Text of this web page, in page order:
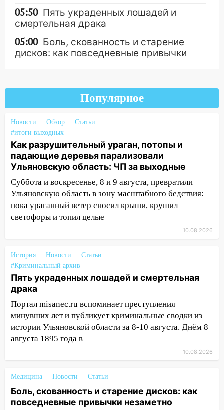
05:50 Пять украденных лошадей и
смертельная драка
05:00 Боль, скованность и старение
дисков: как повседневные привычки
внезапных подарков судьбы: гороскоп
09.08.2026
21:58 В Ульяновске около «нового»
моста утопили автомобиль «Вольво»
20:20 Итоги 9 августа в Ульяновской
области: разгул стихии, поиски
человека на Волге и транспортный
коллапс
19:43 Из-за ураганного ветра упали
Заволжье ульяновские спасатели
ликвидировали крупный пожар
17:15
Прогноз погоды на 10 августа в
Ульяновской области
16:00 В Ульяновске во время шторма на
Волге пропал известный блогер: нужна
помощь в поисках
Соцсети: на «Ауди» упало дерево
15:12
многоэтажке
Популярное
Новости Обзор
Статьи
#итоги выходных
Как разрушительный ураган, потопы и
падающие деревья парализовали
Ульяновскую область: ЧП за выходные
Суббота и воскресенье, 8 и 9 августа, превратили
Ульяновскую область в зону масштабного бедствия:
пока ураганный ветер сносил крыши, крушил
светофоры и топил целые
10.08.2026
История Новости
Статьи
#Криминальный архив
Пять украденных лошадей и смертельная
драка
Портал misanec.ru вспоминает преступления
минувших лет и публикует криминальные сводки из
истории Ульяновской области за 8-10 августа. Днём 8
августа 1895 года в
10.08.2026
Медицина Новости Статьи
Боль, скованность и старение дисков: как
повседневные привычки незаметно